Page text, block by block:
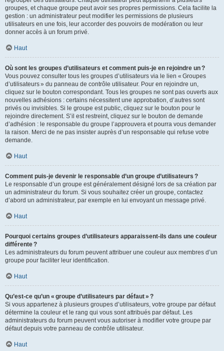
groupes, et chaque groupe peut avoir ses propres permissions. Cela facilite la
gestion : un administrateur peut modifier les permissions de plusieurs
utilisateurs en une fois, leur accorder des pouvoirs de modération ou leur
donner accès à un forum privé.
Haut
Où sont les groupes d’utilisateurs et comment puis-je en rejoindre un ?
Vous pouvez consulter tous les groupes d’utilisateurs via le lien « Groupes
d’utilisateurs » du panneau de contrôle utilisateur. Pour en rejoindre un,
cliquez sur le bouton correspondant. Tous les groupes ne sont pas ouverts aux
nouvelles adhésions : certains nécessitent une approbation, d’autres sont
privés ou invisibles. Si le groupe est public, cliquez sur le bouton pour le
rejoindre directement. S’il est restreint, cliquez sur le bouton de demande
d’adhésion : le responsable du groupe l’approuvera et pourra vous demander
la raison. Merci de ne pas insister auprès d’un responsable qui refuse votre
demande.
Haut
Comment puis-je devenir le responsable d’un groupe d’utilisateurs ?
Le responsable d’un groupe est généralement désigné lors de sa création par
un administrateur du forum. Si vous souhaitez créer un groupe, contactez
d’abord un administrateur, par exemple en lui envoyant un message privé.
Haut
Pourquoi certains groupes d’utilisateurs apparaissent-ils dans une couleur
différente ?
Les administrateurs du forum peuvent attribuer une couleur aux membres d’un
groupe pour faciliter leur identification.
Haut
Qu’est-ce qu’un « groupe d’utilisateurs par défaut » ?
Si vous appartenez à plusieurs groupes d’utilisateurs, votre groupe par défaut
détermine la couleur et le rang qui vous sont attribués par défaut. Les
administrateurs du forum peuvent vous autoriser à modifier votre groupe par
défaut depuis votre panneau de contrôle utilisateur.
Haut